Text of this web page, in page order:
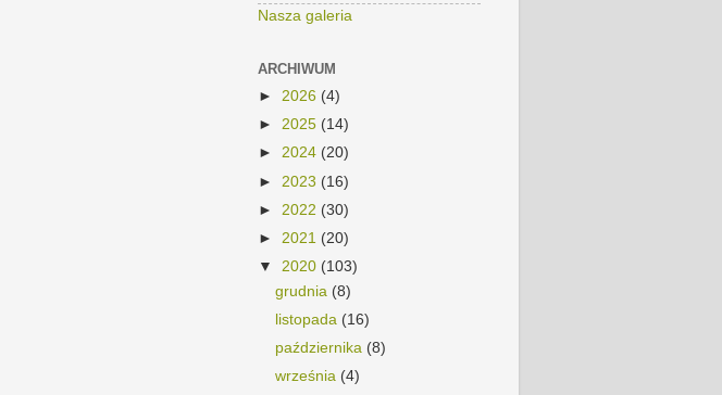
Nasza galeria
ARCHIWUM
► 2026 (4)
► 2025 (14)
► 2024 (20)
► 2023 (16)
► 2022 (30)
► 2021 (20)
▼ 2020 (103)
grudnia (8)
listopada (16)
października (8)
września (4)